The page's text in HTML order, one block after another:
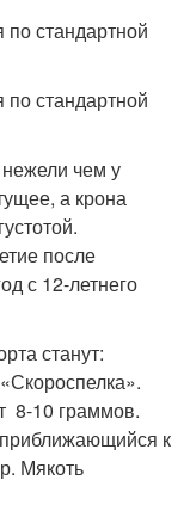
по стандартной
по стандартной
чем у
а крона
после
с 12-летнего
станут:
8-10 граммов.
к
Мякоть